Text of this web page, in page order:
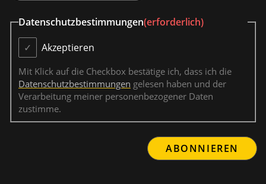
Datenschutzbestimmungen(erforderlich)
Akzeptieren
Mit Klick auf die Checkbox bestätige ich, dass ich die
Datenschutzbestimmungen gelesen haben und der
Verarbeitung meiner personenbezogener Daten
zustimme.